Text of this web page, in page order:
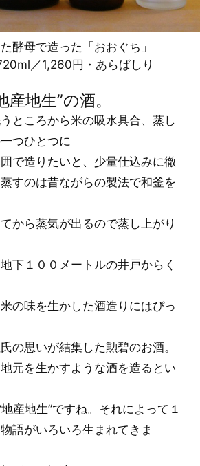
酵母で造った「おおぐち」
／1,260円・あらばしり
産地生”の酒。
ところから米の吸水具合、蒸し
つひとつに
で造りたいと、少量仕込みに徹
すのは昔ながらの製法で和釜を
から蒸気が出るので蒸し上がり
下１００メートルの井戸からく
の味を生かした酒造りにはぴっ
の思いが結集した勲碧のお酒。
地元を生かすような酒を造るとい
産地生”ですね。それによって１
語がいろいろ生まれてきま